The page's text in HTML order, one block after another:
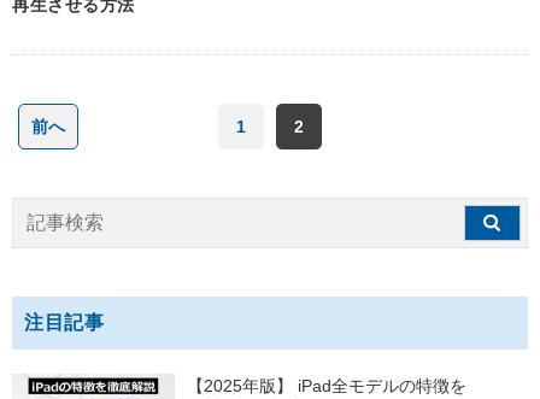
再生させる方法
前へ 1 2
注目記事
【2025年版】 iPad全モデルの特徴を